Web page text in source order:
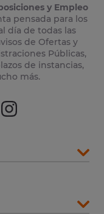
y Empleo
pensada para los
día de todas las
de Ofertas y
Públicas,
de instancias,
más.